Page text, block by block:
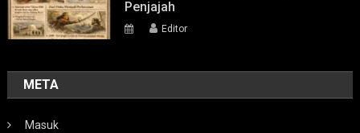
Penjajah
Editor
META
Masuk